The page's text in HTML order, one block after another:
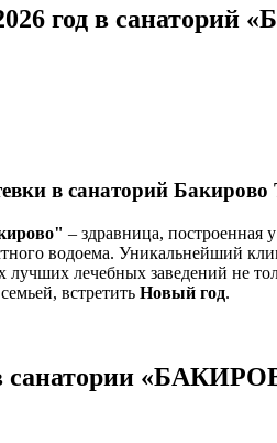
год в санаторий
в санаторий Бакирово
– здравница,
водоема. Уникальнейший
лучших лечебных заведений не
встретить Новый год.
санатории